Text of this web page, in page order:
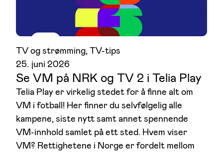
2 poeng 1 poeng
TV og strømming, TV-tips
25. juni 2026
Se VM på NRK og TV 2 i Telia Play
Telia Play er virkelig stedet for å finne alt om
VM i fotball! Her finner du selvfølgelig alle
kampene, siste nytt samt annet spennende
VM-innhold samlet på ett sted. Hvem viser
VM? Rettighetene i Norge er fordelt mellom